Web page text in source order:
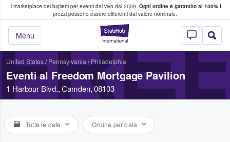
Il marketplace dei biglietti per eventi dal vivo dal 2009. Ogni ordine è garantito al 100%I
prezzi possono essere differenti dal valore nominale.
StubHub - Dove
Menu
fan comprano e vendono biglietti
United States/ Pennsylvania / Philadelphia
Eventi al Freedom Mortgage Pavilion
1 Harbour Blvd., Camden, 08103
Tutte le date Ordina per data